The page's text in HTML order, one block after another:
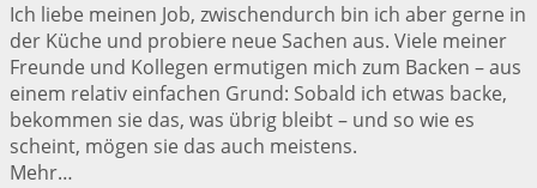
Ich liebe meinen Job, zwischendurch bin ich aber gerne in
der Küche und probiere neue Sachen aus. Viele meiner
Freunde und Kollegen ermutigen mich zum Backen – aus
einem relativ einfachen Grund: Sobald ich etwas backe,
bekommen sie das, was übrig bleibt – und so wie es
scheint, mögen sie das auch meistens.
Mehr…